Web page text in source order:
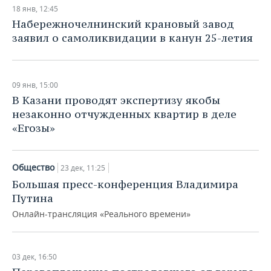
18 янв, 12:45
Набережночелнинский крановый завод
заявил о самоликвидации в канун 25-летия
09 янв, 15:00
В Казани проводят экспертизу якобы
незаконно отчужденных квартир в деле
«Егозы»
Общество 23 дек, 11:25
Большая пресс-конференция Владимира
Путина
Онлайн-трансляция «Реального времени»
03 дек, 16:50